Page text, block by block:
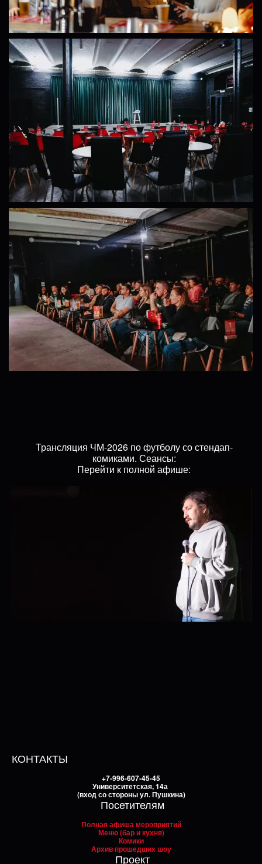
Трансляция ЧМ-2026 по футболу со стендап-
комиками. Сеансы:
Перейти к полной афише:
КОНТАКТЫ
+7-996-607-45-45
Университетская, 14а
(вход со стороны ул. Пушкина)
Посетителям
Полная афиша мероприятий
Меню (бар и кухня)
Комики
Архив прошедших шоу
Проект